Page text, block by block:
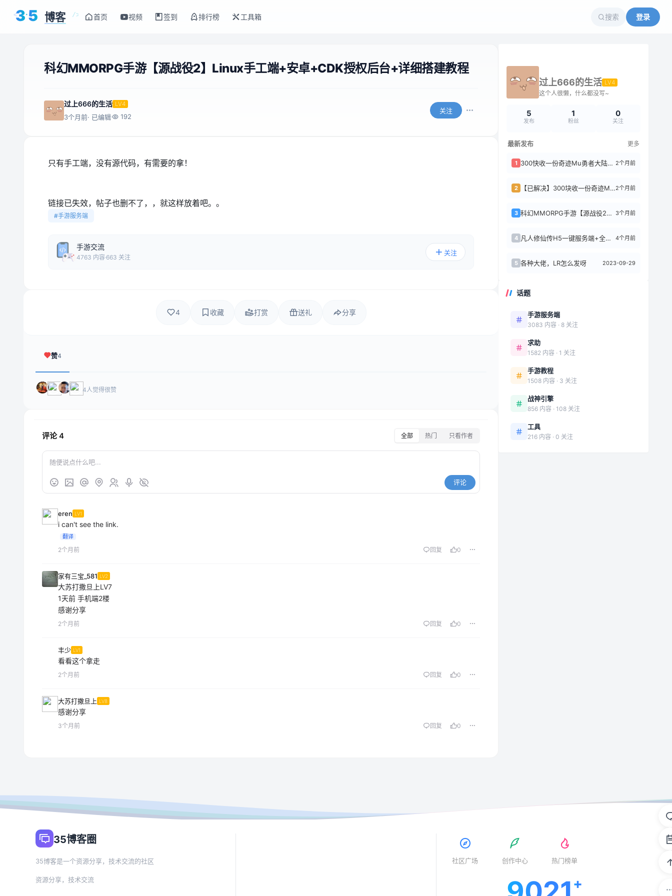
< />
35 博客 首页 视频 签到 排行榜 工具箱 搜索 登录
科幻MMORPG手游【源战役2】Linux手工端+安卓+CDK授权后台+详细搭建教程
过上666的生活 LV4
3个月前· 已编辑 192
关注
只有手工端，没有源代码，有需要的拿！
链接已失效，帖子也删不了，，就这样放着吧。。
#手游服务端
手游交流
4763 内容 663 关注
关注
4 收藏 打赏 送礼 分享
赞4
4人觉得很赞
评论4 全部 热门 只看作者
评论
eren LV1
i can't see the link.
翻译
2个月前 回复 0
家有三宝_581 LV2
大苏打撒旦上LV7
1天前 手机端2楼
感谢分享
2个月前 回复 0
丰少 LV1
看看这个拿走
2个月前 回复 0
大苏打撒旦上 LV8
感谢分享
3个月前 回复 0
过上666的生活 LV4
这个人很懒，什么都没写~
5
发布
1
粉丝
0
关注
最新发布 更多
1 300快收一份奇迹Mu勇者大陆客户端13个工程项目源码 2个月前
2 【已解决】300块收一份奇迹Mu勇者大陆出APK包教程2个月前
3 科幻MMORPG手游【源战役2】Linux手工端+安卓+CDK授权后台+详细搭建... 3个月前
4 凡人修仙传H5一键服务端+全套表+全套源码 4个月前
5 各种大佬，LR怎么发呀 2023-09-29
话题
手游服务端
3083 内容 · 8 关注
求助
1582 内容 · 1 关注
手游教程
1508 内容 · 3 关注
战神引擎
856 内容 · 108 关注
工具
216 内容 · 0 关注
35博客圈
35博客是一个资源分享，技术交流的社区
资源分享，技术交流
社区广场 创作中心 热门榜单